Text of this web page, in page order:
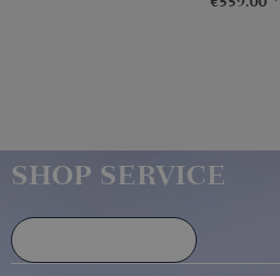
SHOP SERVICE